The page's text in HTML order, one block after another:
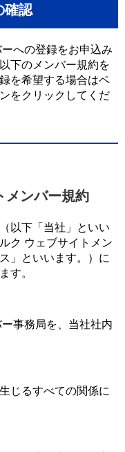
確認
への登録をお申込み
下のメンバー規約を
を希望する場合はペ
をクリックしてくだ
メンバー規約
以下「当社」といい
ク ウェブサイトメン
」といいます。）に
す。
事務局を、当社社内
じるすべての関係に